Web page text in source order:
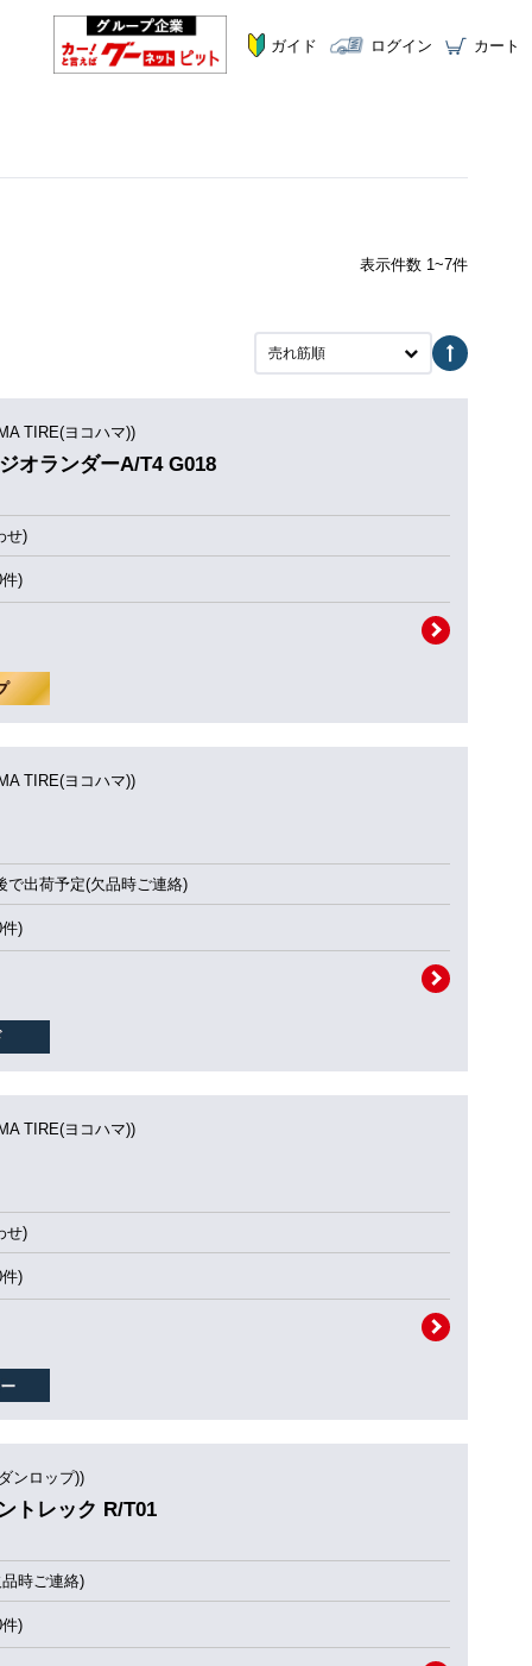
ガイド ログイン カート
表示件数 1~7件
売れ筋順
TIRE(ヨコハマ))
オランダーA/T4 G018
せ)
)
TIRE(ヨコハマ))
で出荷予定(欠品時ご連絡)
)
TIRE(ヨコハマ))
せ)
)
ンロップ))
トレック R/T01
時ご連絡)
)